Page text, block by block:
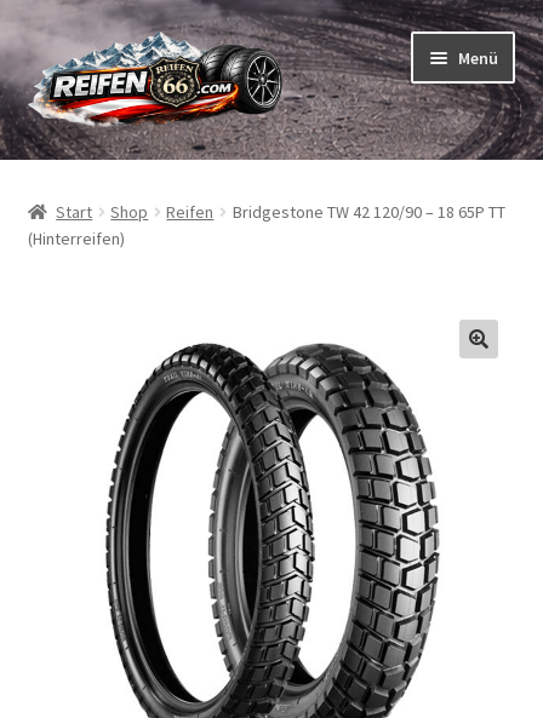
Zur
Navigation
springen
Zum
Inhalt
springen
Menü
Reifen
Schläuche
Reifentests
Start Shop Reifen
Bridgestone TW 42 120/90 – 18 65P TT
(Hinterreifen)